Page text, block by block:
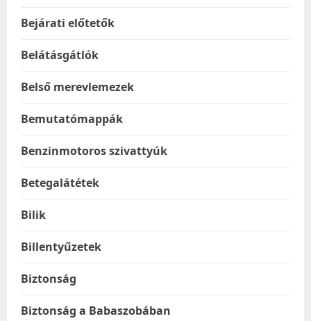
Bejárati előtetők
Belátásgátlók
Belső merevlemezek
Bemutatómappák
Benzinmotoros szivattyúk
Betegalátétek
Bilik
Billentyűzetek
Biztonság
Biztonság a Babaszobában